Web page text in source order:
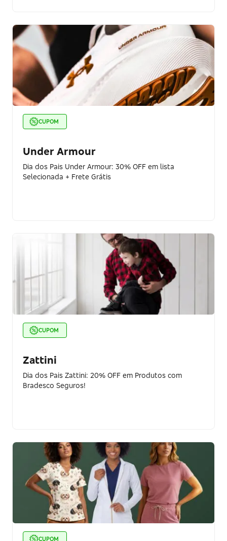
CUPOM
Under Armour
Dia dos Pais Under Armour: 30% OFF em lista
Selecionada + Frete Grátis
CUPOM
Zattini
Dia dos Pais Zattini: 20% OFF em Produtos com
Bradesco Seguros!
CUPOM